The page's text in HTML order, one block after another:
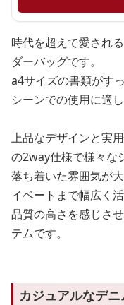
時代を超えて愛され
ダーバッグです。
a4サイズの書類がす
シーンでの使用に適し
上品なデザインと実
の2way仕様で様々な
落ち着いた雰囲気が
イベートまで幅広く活
品質の高さを感じさ
テムです。
カジュアルなデ